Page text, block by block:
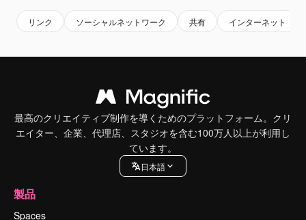
リンク ソーシャルネットワーク 共有 インターネット
最高のクリエイティブ制作を導くためのプラットフォーム。クリ
エイター、企業、代理店、スタジオを含む100万人以上が利用し
ています。
日本語
製品
Spaces